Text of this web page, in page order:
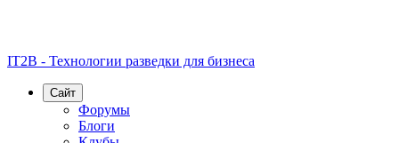
IT2B - Технологии разведки для бизнеса
Сайт
Форумы
Блоги